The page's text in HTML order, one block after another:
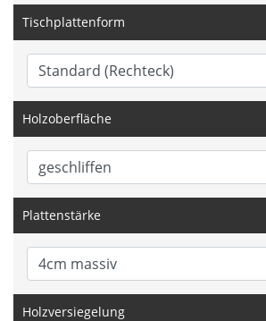
Tischplattenform
Holzoberfläche
Plattenstärke
Holzversiegelung